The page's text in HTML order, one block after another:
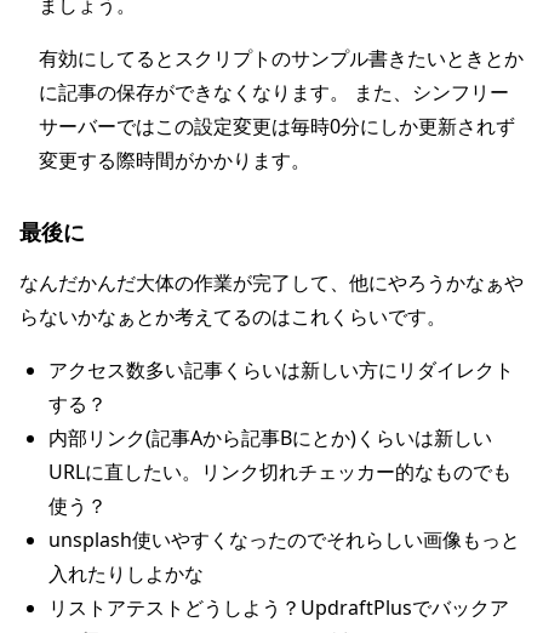
有効にしてるとスクリプトのサンプル書きたいときとか
に記事の保存ができなくなります。 また、シンフリー
サーバーではこの設定変更は毎時0分にしか更新されず
変更する際時間がかかります。
最後に
なんだかんだ大体の作業が完了して、他にやろうかなぁや
らないかなぁとか考えてるのはこれくらいです。
アクセス数多い記事くらいは新しい方にリダイレクト
する？
内部リンク(記事Aから記事Bにとか)くらいは新しい
URLに直したい。リンク切れチェッカー的なものでも
使う？
unsplash使いやすくなったのでそれらしい画像もっと
入れたりしよかな
リストアテストどうしよう？UpdraftPlusでバックア